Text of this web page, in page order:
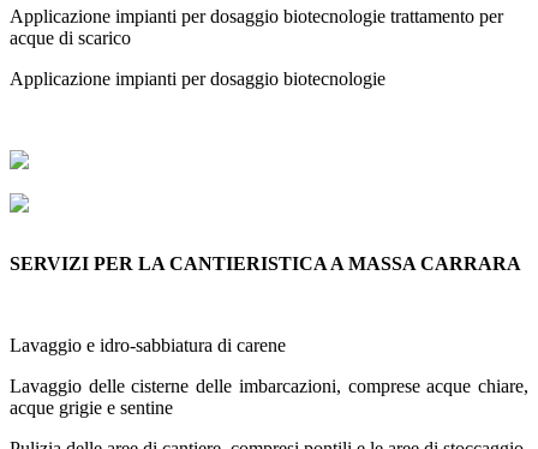
Applicazione impianti per dosaggio biotecnologie trattamento per
acque di scarico
Applicazione impianti per dosaggio biotecnologie
SERVIZI PER LA CANTIERISTICA A MASSA CARRARA
Lavaggio e idro-sabbiatura di carene
Lavaggio delle cisterne delle imbarcazioni, comprese acque chiare,
acque grigie e sentine